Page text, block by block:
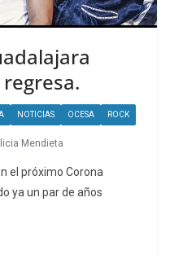
NOTICIAS OCESA ROCK
Mendieta
el próximo Corona
ya un par de años